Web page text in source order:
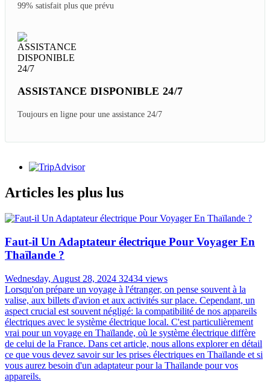
99% satisfait plus que prévu
ASSISTANCE DISPONIBLE 24/7
Toujours en ligne pour une assistance 24/7
Articles les plus lus
Faut-il Un Adaptateur électrique Pour Voyager En
Thaïlande ?
Wednesday, August 28, 2024 32434 views
Lorsqu'on prépare un voyage à l'étranger, on pense souvent à la
valise, aux billets d'avion et aux activités sur place. Cependant, un
aspect crucial est souvent négligé: la compatibilité de nos appareils
électriques avec le système électrique local. C'est particulièrement
vrai pour un voyage en Thaïlande, où le système électrique diffère
de celui de la France. Dans cet article, nous allons explorer en détail
ce que vous devez savoir sur les prises électriques en Thaïlande et si
vous aurez besoin d'un adaptateur pour la Thaïlande pour vos
appareils.